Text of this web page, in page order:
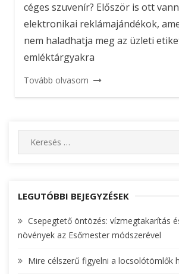
céges szuvenír? Először is ott
elektronikai reklámajándékok,
nem haladhatja meg az üzleti
emléktárgyakra
Tovább olvasom
e
c
f
o
:
LEGUTÓBBI BEJEGYZÉSEK
Csepegtető öntözés: vízmegtakarítás
növények az Esőmester módszerével
Mire célszerű figyelni a locsolótömlők